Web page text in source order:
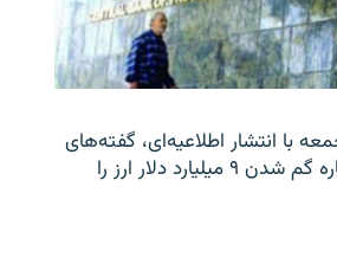
با انتشار اطلاعیه‌ای، گفته‌های
یک نماینده مجلس درباره گم شدن ۹ میلیارد دلار ارز را